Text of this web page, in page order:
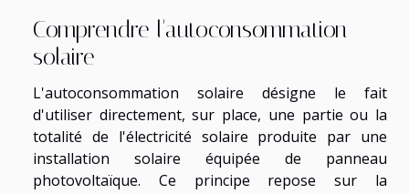
Comprendre l'autoconsommation
solaire
L'autoconsommation solaire désigne le fait
d'utiliser directement, sur place, une partie ou la
totalité de l'électricité solaire produite par une
installation solaire équipée de panneau
photovoltaïque. Ce principe repose sur la